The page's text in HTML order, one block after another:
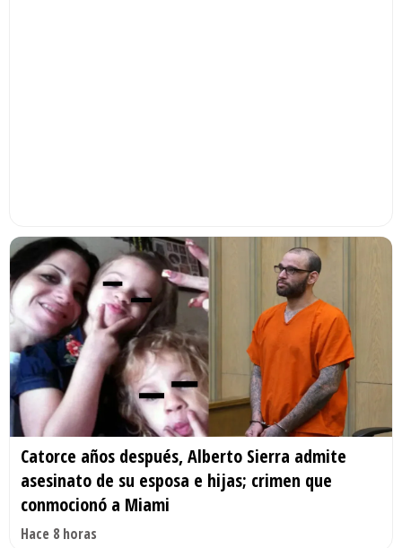
Catorce años después, Alberto Sierra admite
asesinato de su esposa e hijas; crimen que
conmocionó a Miami
Hace 8 horas